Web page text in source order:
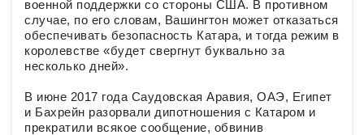
военной поддержки со стороны США. В противном
случае, по его словам, Вашингтон может отказаться
обеспечивать безопасность Катара, и тогда режим в
королевстве «будет свергнут буквально за
несколько дней».
В июне 2017 года Саудовская Аравия, ОАЭ, Египет
и Бахрейн разорвали дипотношения с Катаром и
прекратили всякое сообщение, обвинив